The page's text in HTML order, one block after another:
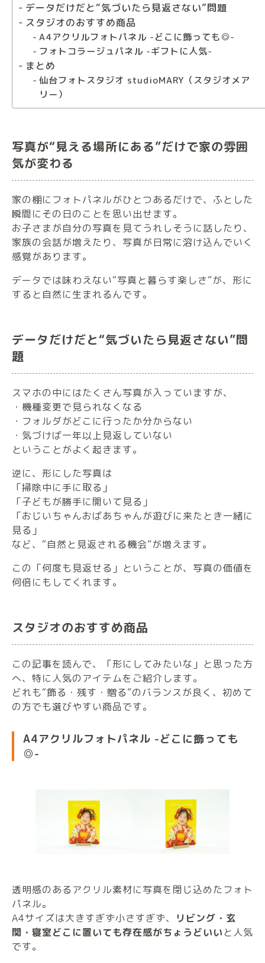
データだけだと“気づいたら見返さない”問題
スタジオのおすすめ商品
A4アクリルフォトパネル -どこに飾っても◎-
フォトコラージュパネル -ギフトに人気-
まとめ
仙台フォトスタジオ studioMARY（スタジオメア
リー）
写真が“見える場所にある”だけで家の雰囲
気が変わる
家の棚にフォトパネルがひとつあるだけで、ふとした
瞬間にその日のことを思い出せます。
お子さまが自分の写真を見てうれしそうに話したり、
家族の会話が増えたり、写真が日常に溶け込んでいく
感覚があります。
データでは味わえない“写真と暮らす楽しさ”が、形に
すると自然に生まれるんです。
データだけだと“気づいたら見返さない”問
題
スマホの中にはたくさん写真が入っていますが、
・機種変更で見られなくなる
・フォルダがどこに行ったか分からない
・気づけば一年以上見返していない
ということがよく起きます。
逆に、形にした写真は
「掃除中に手に取る」
「子どもが勝手に開いて見る」
「おじいちゃんおばあちゃんが遊びに来たとき一緒に
見る」
など、“自然と見返される機会”が増えます。
この「何度も見返せる」ということが、写真の価値を
何倍にもしてくれます。
スタジオのおすすめ商品
この記事を読んで、「形にしてみたいな」と思った方
へ、特に人気のアイテムをご紹介します。
どれも“飾る・残す・贈る”のバランスが良く、初めて
の方でも選びやすい商品です。
A4アクリルフォトパネル -どこに飾っても
◎-
透明感のあるアクリル素材に写真を閉じ込めたフォト
パネル。
A4サイズは大きすぎず小さすぎず、 リビング・玄
関・寝室どこに置いても存在感がちょうどいい と人気
です。